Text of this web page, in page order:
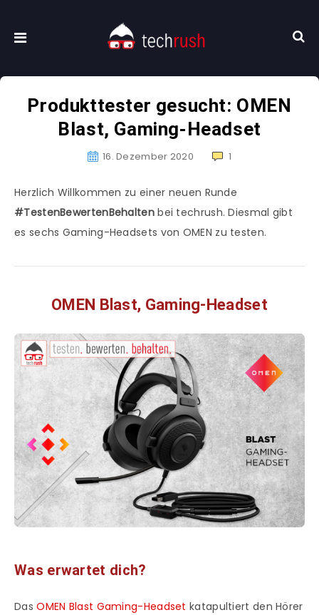
Produkttester gesucht: OMEN
Blast, Gaming-Headset
16. Dezember 2020 1
Herzlich Willkommen zu einer neuen Runde
#TestenBewertenBehaltenbei techrush. Diesmal gibt
es sechs Gaming-Headsets von OMEN zu testen.
OMEN Blast, Gaming-Headset
Was erwartet dich?
DasOMEN Blast Gaming-Headset katapultiert den Hörer